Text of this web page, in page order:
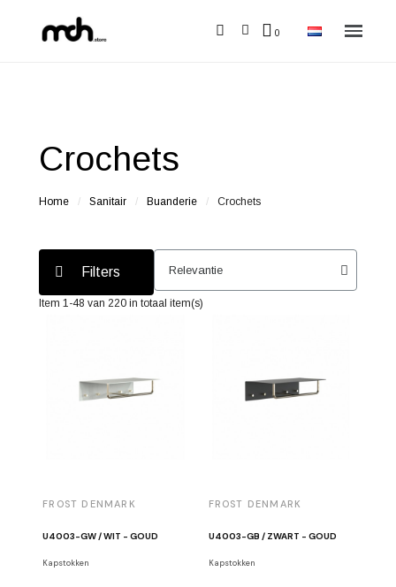
Crochets
Home Sanitair Buanderie Crochets
Filters
Item 1-48 van 220 in totaal item(s)
FROST DENMARK
U4003-GW / WIT - GOUD
Kapstokken
FROST DENMARK
U4003-GB / ZWART - GOUD
Kapstokken